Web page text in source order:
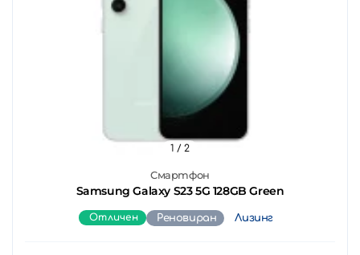
Смартфон
Samsung Galaxy S23 5G 128GB Green
1 / 2
Отличен Реновиран Лизинг